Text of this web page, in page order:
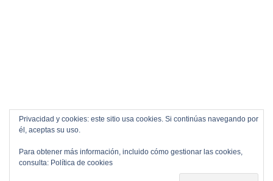
Privacidad y cookies: este sitio usa cookies. Si continúas navegando por
él, aceptas su uso.
Para obtener más información, incluido cómo gestionar las cookies,
consulta: Política de cookies